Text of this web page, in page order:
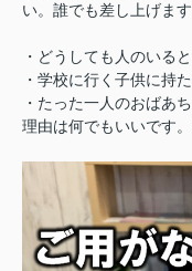
い。誰でも差し上げます
・どうしても人のいる
・学校に行く子供に持
・たった一人のおばあ
理由は何でもいいです